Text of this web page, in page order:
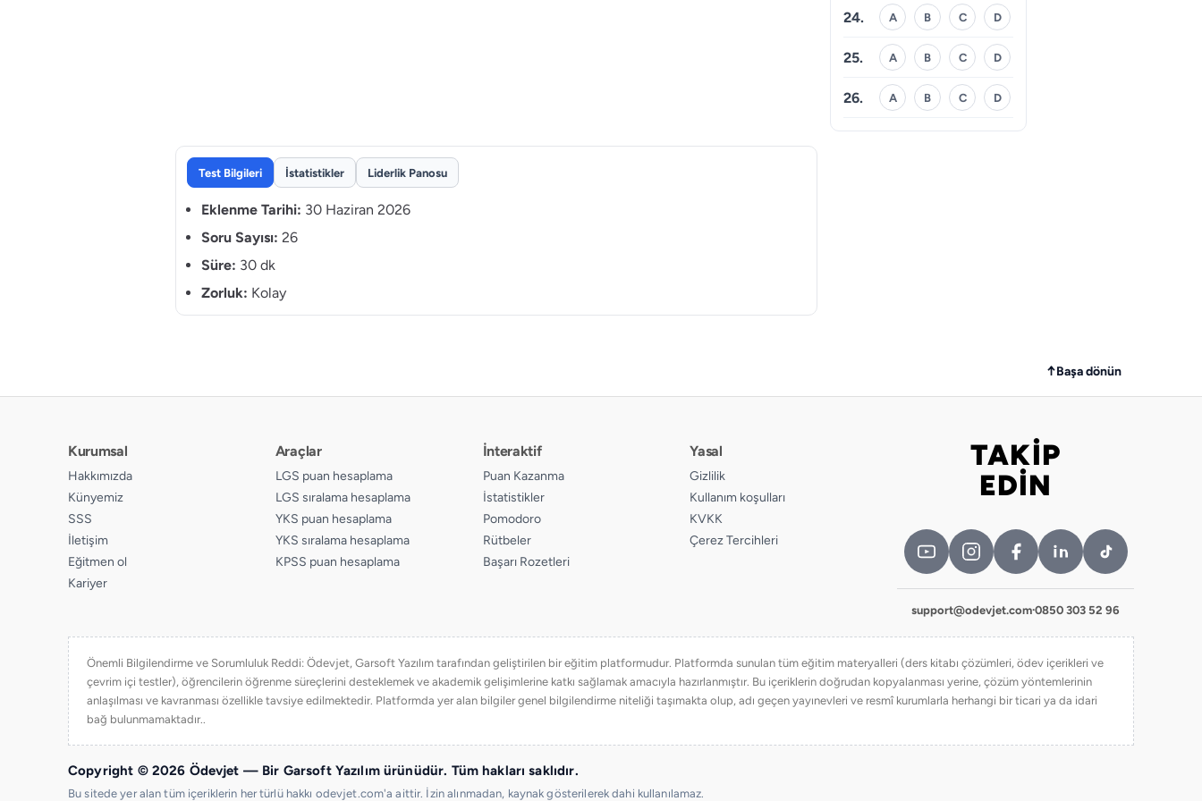
24. A B C D
25. A B C D
26. A B C D
Test Bilgileri İstatistikler Liderlik Panosu
Eklenme Tarihi: 30 Haziran 2026
Soru Sayısı: 26
Süre: 30 dk
Zorluk: Kolay
↑Başa dönün
Kurumsal
Hakkımızda
Künyemiz
SSS
İletişim
Eğitmen ol
Kariyer
Araçlar
LGS puan hesaplama
LGS sıralama hesaplama
YKS puan hesaplama
YKS sıralama hesaplama
KPSS puan hesaplama
İnteraktif
Puan Kazanma
İstatistikler
Pomodoro
Rütbeler
Başarı Rozetleri
Yasal
Gizlilik
Kullanım koşulları
KVKK
Çerez Tercihleri
Bizi takip edin
TAKİP
EDİN
support@odevjet.com·0850 303 52 96
Önemli Bilgilendirme ve Sorumluluk Reddi: Ödevjet, Garsoft Yazılım tarafından geliştirilen bir eğitim platformudur. Platformda sunulan tüm eğitim materyalleri (ders kitabı çözümleri, ödev içerikleri ve
çevrim içi testler), öğrencilerin öğrenme süreçlerini desteklemek ve akademik gelişimlerine katkı sağlamak amacıyla hazırlanmıştır. Bu içeriklerin doğrudan kopyalanması yerine, çözüm yöntemlerinin
anlaşılması ve kavranması özellikle tavsiye edilmektedir. Platformda yer alan bilgiler genel bilgilendirme niteliği taşımakta olup, adı geçen yayınevleri ve resmî kurumlarla herhangi bir ticari ya da idari
bağ bulunmamaktadır..
Copyright © 2026 Ödevjet — Bir Garsoft Yazılım ürünüdür. Tüm hakları saklıdır.
Bu sitede yer alan tüm içeriklerin her türlü hakkı odevjet.com'a aittir. İzin alınmadan, kaynak gösterilerek dahi kullanılamaz.